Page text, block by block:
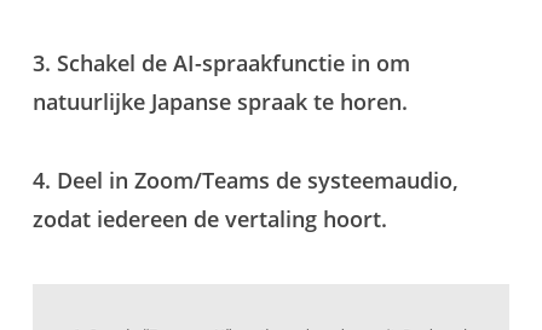
3. Schakel de AI-spraakfunctie in om
natuurlijke Japanse spraak te horen.
4. Deel in Zoom/Teams de systeemaudio,
zodat iedereen de vertaling hoort.